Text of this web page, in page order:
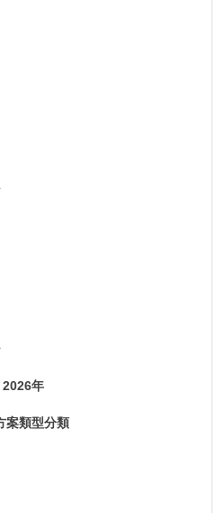
2026年
案類型分類